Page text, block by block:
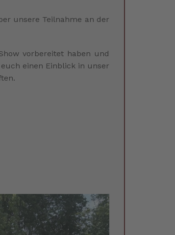
unsere Teilnahme an der
vorbereitet haben und
einen Einblick in unser